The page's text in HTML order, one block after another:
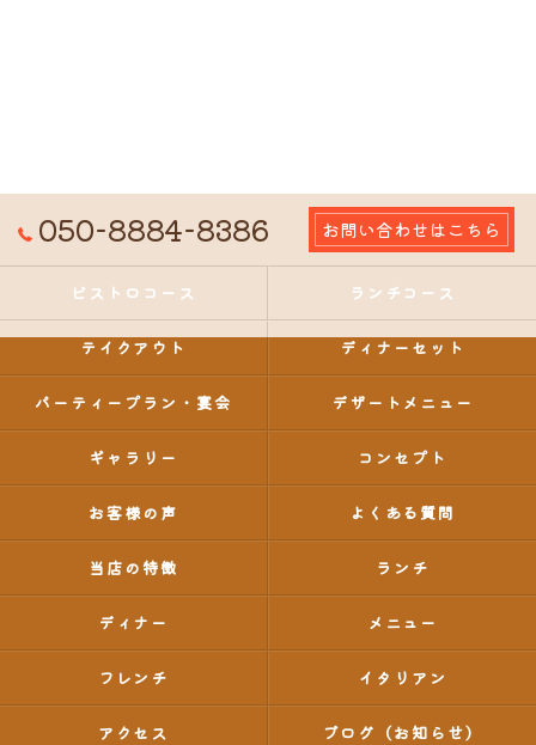
050-8884-8386 お問い合わせはこちら
ビストロコース ランチコース
テイクアウト ディナーセット
パーティープラン・宴会 デザートメニュー
ギャラリー コンセプト
お客様の声 よくある質問
当店の特徴 ランチ
ディナー メニュー
フレンチ イタリアン
アクセス ブログ（お知らせ）